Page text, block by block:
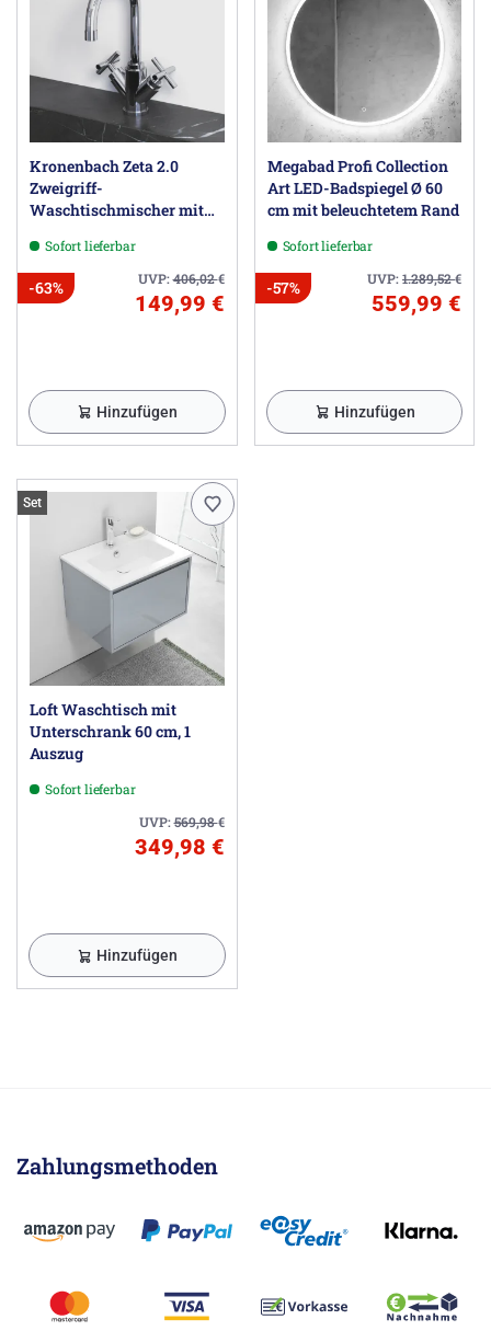
Kronenbach Zeta 2.0
Zweigriff-
Waschtischmischer mit
Sofort lieferbar
UVP:406,02€
-63%
149,99 €
Hinzufügen
Megabad Profi Collection
Art LED-Badspiegel Ø 60
cm mit beleuchtetem Rand
Sofort lieferbar
UVP:1.289,52€
-57%
559,99 €
Hinzufügen
Set
Loft Waschtisch mit
Unterschrank 60 cm, 1
Auszug
Sofort lieferbar
UVP:569,98€
349,98 €
Hinzufügen
Zahlungsmethoden